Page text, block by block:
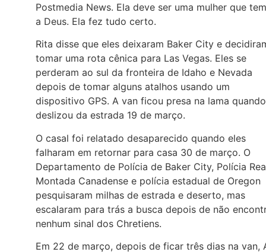
Postmedia News. Ela deve ser uma mulher que
a Deus. Ela fez tudo certo.
Rita disse que eles deixaram Baker City e
tomar uma rota cênica para Las Vegas. Eles se
perderam ao sul da fronteira de Idaho e Nevada
depois de tomar alguns atalhos usando um
dispositivo GPS. A van ficou presa na lama quando
deslizou da estrada 19 de março.
O casal foi relatado desaparecido quando eles
falharam em retornar para casa 30 de março. O
Departamento de Polícia de Baker City, Polícia
Montada Canadense e polícia estadual de Oregon
pesquisaram milhas de estrada e deserto, mas
escalaram para trás a busca depois de não
nenhum sinal dos Chretiens.
Em 22 de março, depois de ficar três dias na van,